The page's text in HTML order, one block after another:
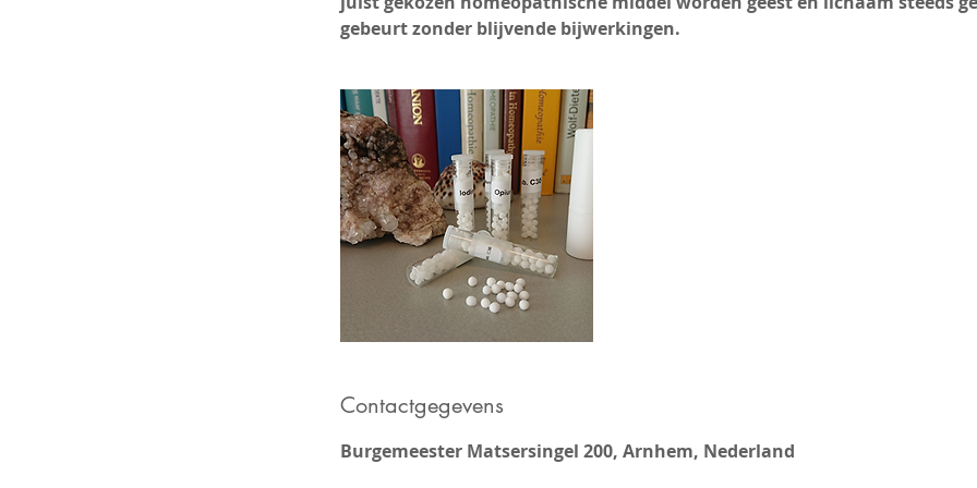
gebeurt zonder blijvende bijwerkingen.
Contactgegevens
Burgemeester Matsersingel 200, Arnhem, Nederland